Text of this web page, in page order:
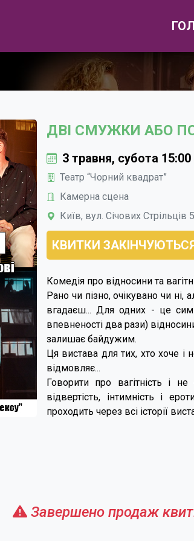
ДВІ СМУЖКИ АБО
3 травня, субота 15:00
Театр “Чорний квадрат”
Камерна сцена
Київ, вул. Січових Стрільців
КВИТКИ
Комедія про відносини та
Рано чи пізно, очікувано чи
вгадаєш... Для одних - це
впевненості два рази)
залишає байдужим.
Ця вистава для тих, хто хоче і
відмовляє...
Говорити про вагітність і
відвертість, інтимність і
проходить через всі історії
Завершено продаж